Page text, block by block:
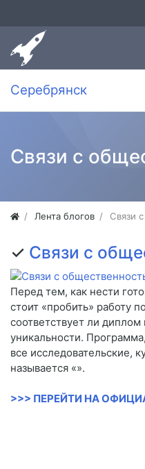
Серебрянск
Связи с
Лента блогов Связи
✓ Связи с
Перед тем, как нести
стоит «пробить» работу
соответствует ли
уникальности.
все исследовательские,
называется «».
>>> ПЕРЕЙТИ НА